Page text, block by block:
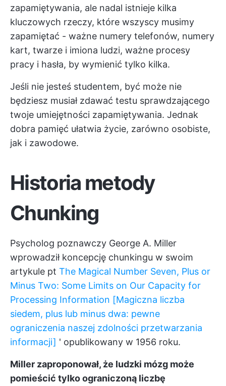
zapamiętywania, ale nadal istnieje kilka
kluczowych rzeczy, które wszyscy musimy
zapamiętać - ważne numery telefonów, numery
kart, twarze i imiona ludzi, ważne procesy
pracy i hasła, by wymienić tylko kilka.
Jeśli nie jesteś studentem, być może nie
będziesz musiał zdawać testu sprawdzającego
twoje umiejętności zapamiętywania. Jednak
dobra pamięć ułatwia życie, zarówno osobiste,
jak i zawodowe.
Historia metody
Chunking
Psycholog poznawczy George A. Miller
wprowadził koncepcję chunkingu w swoim
artykule pt The Magical Number Seven, Plus or
Minus Two: Some Limits on Our Capacity for
Processing Information [Magiczna liczba
siedem, plus lub minus dwa: pewne
ograniczenia naszej zdolności przetwarzania
informacji] ' opublikowany w 1956 roku.
Miller zaproponował, że ludzki mózg może
pomieścić tylko ograniczoną liczbę